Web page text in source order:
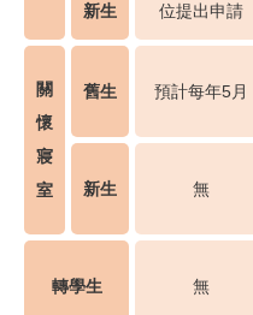
新生
位提出申請
關
懷
寢
室
舊生 預計每年5月
新生 無
轉學生 無